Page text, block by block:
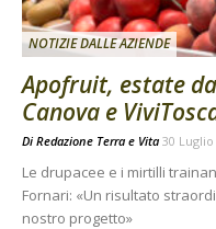
NOTIZIE DALLE AZIENDE
Apofruit, estate
Canova e
Di Redazione Terra e Vita 30 Luglio
Le drupacee e i mirtilli
Fornari: «Un risultato
nostro progetto»